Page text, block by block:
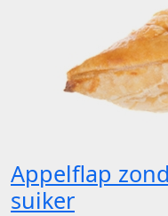
Appelflap
suiker